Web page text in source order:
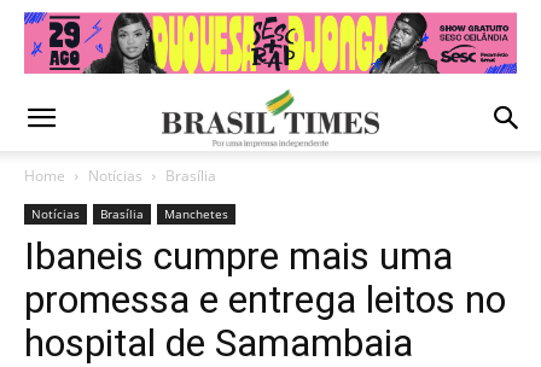
Home Notícias Brasília
Notícias Brasília Manchetes
Ibaneis cumpre mais uma
promessa e entrega leitos no
hospital de Samambaia